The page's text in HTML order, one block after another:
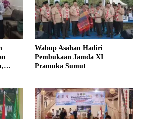
Wabup Asahan Hadiri
Pembukaan Jamda XI
Pramuka Sumut